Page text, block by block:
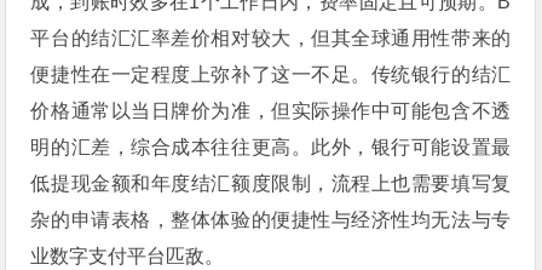
平台的结汇汇率差价相对较大，但其全球通用性带来的
便捷性在一定程度上弥补了这一不足。传统银行的结汇
价格通常以当日牌价为准，但实际操作中可能包含不透
明的汇差，综合成本往往更高。此外，银行可能设置最
低提现金额和年度结汇额度限制，流程上也需要填写复
杂的申请表格，整体体验的便捷性与经济性均无法与专
业数字支付平台匹敌。